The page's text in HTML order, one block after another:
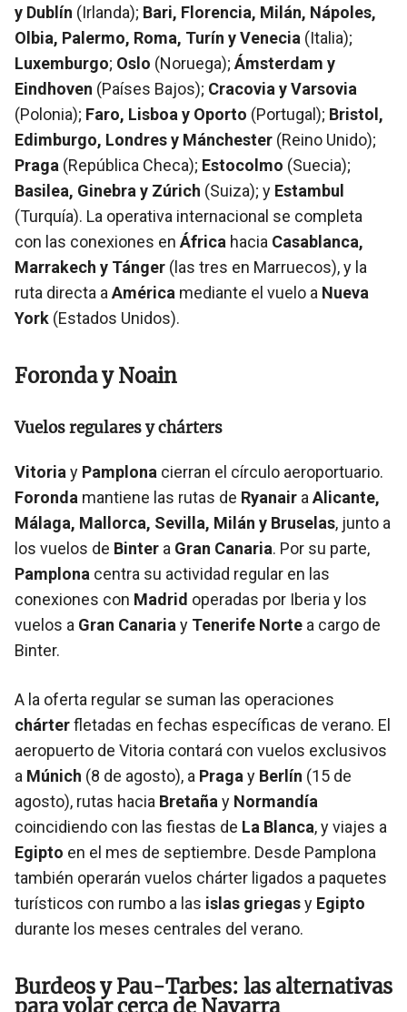
y Dublín (Irlanda); Bari, Florencia, Milán, Nápoles,
Olbia, Palermo, Roma, Turín y Venecia (Italia);
Luxemburgo; Oslo (Noruega); Ámsterdam y
Eindhoven (Países Bajos); Cracovia y Varsovia
(Polonia); Faro, Lisboa y Oporto (Portugal); Bristol,
Edimburgo, Londres y Mánchester (Reino Unido);
Praga (República Checa); Estocolmo (Suecia);
Basilea, Ginebra y Zúrich (Suiza); y Estambul
(Turquía). La operativa internacional se completa
con las conexiones en África hacia Casablanca,
Marrakech y Tánger (las tres en Marruecos), y la
ruta directa a América mediante el vuelo a Nueva
York (Estados Unidos).
Foronda y Noain
Vuelos regulares y chárters
Vitoria y Pamplona cierran el círculo aeroportuario.
Foronda mantiene las rutas de Ryanair a Alicante,
Málaga, Mallorca, Sevilla, Milán y Bruselas, junto a
los vuelos de Binter a Gran Canaria. Por su parte,
Pamplona centra su actividad regular en las
conexiones con Madrid operadas por Iberia y los
vuelos a Gran Canaria y Tenerife Norte a cargo de
Binter.
A la oferta regular se suman las operaciones
chárterfletadas en fechas específicas de verano. El
aeropuerto de Vitoria contará con vuelos exclusivos
a Múnich (8 de agosto), a Praga y Berlín (15 de
agosto), rutas hacia Bretaña y Normandía
coincidiendo con las fiestas de La Blanca, y viajes a
Egipto en el mes de septiembre. Desde Pamplona
también operarán vuelos chárter ligados a paquetes
turísticos con rumbo a las islas griegasy Egipto
durante los meses centrales del verano.
Burdeos y Pau-Tarbes: las alternativas
para volar cerca de Navarra